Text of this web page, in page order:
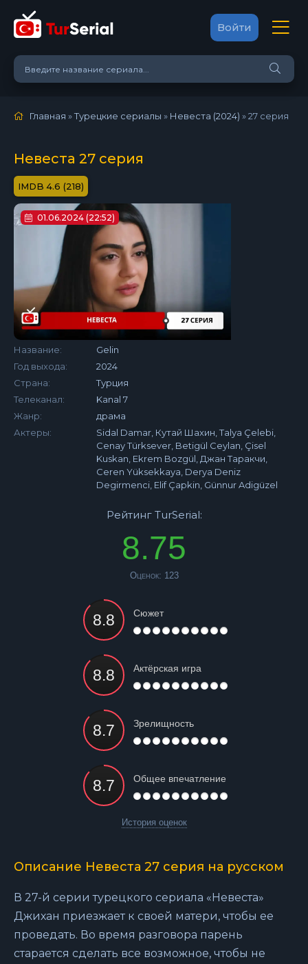
Войти
Главная »Турецкие сериалы » Невеста (2024) »27 серия
Невеста 27 серия
4.6 (218)
01.06.2024 (22:52)
Название:
Gelin
Год выхода:
2024
Страна:
Турция
Телеканал:
Kanal 7
Жанр:
драма
Актеры:
Sidal Damar, Кутай Шахин, Talya Çelebi,
Cenay Türksever, Betigül Ceylan, Çisel
Kuskan, Ekrem Bozgül, Джан Таракчи,
Ceren Yüksekkaya, Derya Deniz
Degirmenci, Elif Çapkin, Günnur Adigüzel
Рейтинг TurSerial:
8.75
Оценок: 123
Сюжет
Актёрская игра
Зрелищность
Общее впечатление
История оценок
Описание Невеста 27 серия на русском
В 27-й серии турецкого сериала «Невеста»
Джихан приезжает к своей матери, чтобы ее
проведать. Во время разговора парень
старается сделать все возможное, чтобы не